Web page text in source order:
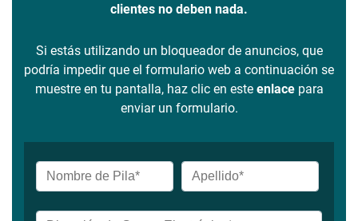
clientes no deben nada.
Si estás utilizando un bloqueador de anuncios, que
podría impedir que el formulario web a continuación se
muestre en tu pantalla, haz clic en este enlacepara
enviar un formulario.